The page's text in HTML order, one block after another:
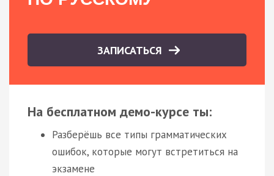
ЗАПИСАТЬСЯ
На бесплатном демо-курсе ты:
Разберёшь все типы грамматических
ошибок, которые могут встретиться на
экзамене